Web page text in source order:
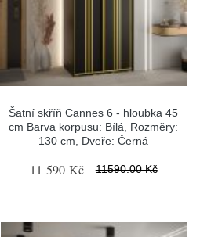
Šatní skříň Cannes 6 - hloubka 45
cm Barva korpusu: Bílá, Rozměry:
130 cm, Dveře: Černá
11 590 Kč 11590.00 Kč